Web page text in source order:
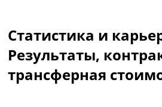
Чемпионат Мира
Украина. Премьер-
Украина. Первая Лига
Лига Чемпионов
Статистика и
Результаты,
трансферная